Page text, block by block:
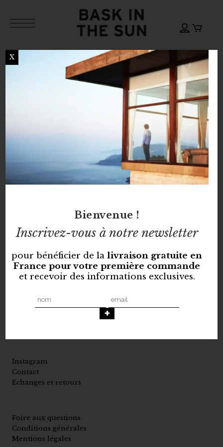
PURPLE DABI
SHIRT
115,00€
PURPLE
HEART TEE
50,00€
PURPLE
HEART CAP
PURPLE
WAVES SWEAT
Instagram
Contact
Echanges et retours
Foire aux questions
Conditions générales
Mentions légales
Bienvenue !
Inscrivez-vous à notre newsletter
pour bénéficier de lalivraison gratuite en
France pour votre première commande
et recevoir des informations exclusives.
X